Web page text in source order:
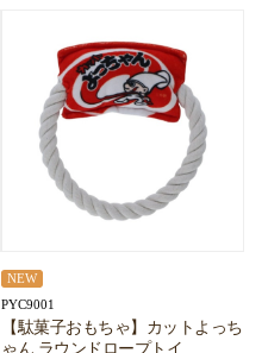
NEW
PYC9001
【駄菓子おもちゃ】カットよっち
ゃん ラウンドロープトイ